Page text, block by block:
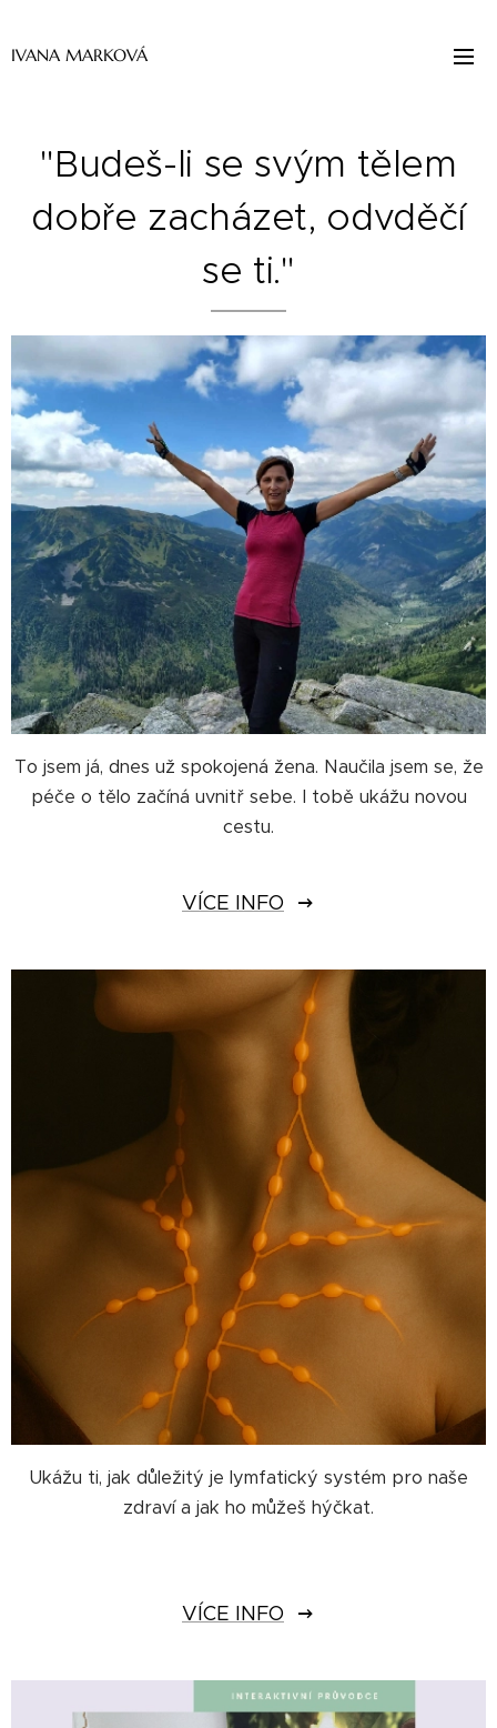
IVANA MARKOVÁ
"Budeš-li se svým tělem
dobře zacházet, odvděčí
se ti."
To jsem já, dnes už spokojená žena. Naučila jsem se, že
péče o tělo začíná uvnitř sebe. I tobě ukážu novou
cestu.
VÍCE INFO
Ukážu ti, jak důležitý je lymfatický systém pro naše
zdraví a jak ho můžeš hýčkat.
VÍCE INFO